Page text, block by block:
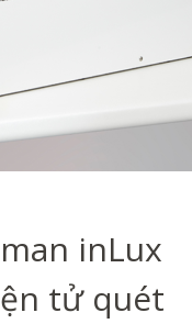
inLux
tử quét